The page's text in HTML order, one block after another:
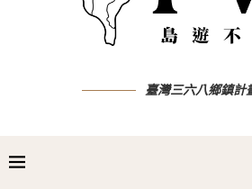
臺灣三六八鄉鎮計